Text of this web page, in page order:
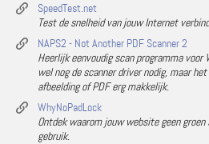
SpeedTest.net
Test de snelheid van jouw Internet
NAPS2 - Not Another PDF Scanner 2
Heerlijk eenvoudig scan programma
wel nog de scanner driver nodig, maar
afbeelding of PDF erg makkelijk.
WhyNoPadLock
Ontdek waarom jouw website geen
gebruik.